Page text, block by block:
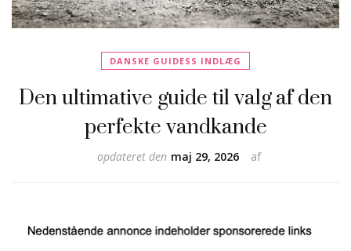
DANSKE GUIDESS INDLÆG
Den ultimative guide til valg af den
perfekte vandkande
af
opdateret den maj 29, 2026